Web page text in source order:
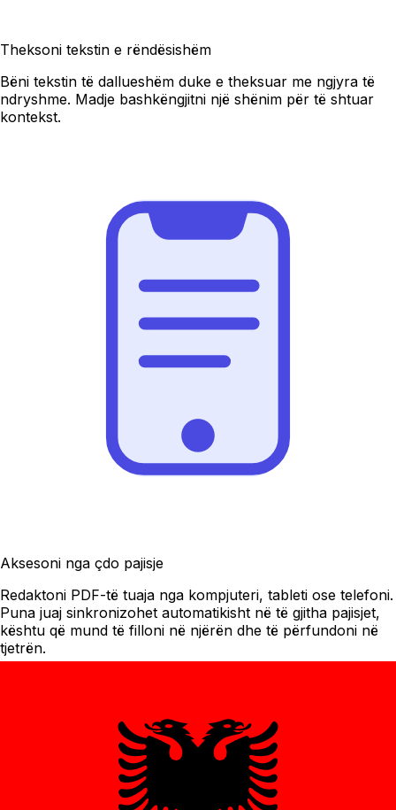
Theksoni tekstin e rëndësishëm
Bëni tekstin të dallueshëm duke e theksuar me ngjyra të
ndryshme. Madje bashkëngjitni një shënim për të shtuar
kontekst.
Aksesoni nga çdo pajisje
Redaktoni PDF-të tuaja nga kompjuteri, tableti ose telefoni.
Puna juaj sinkronizohet automatikisht në të gjitha pajisjet,
kështu që mund të filloni në njërën dhe të përfundoni në
tjetrën.